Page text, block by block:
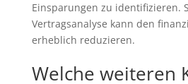
Einsparungen zu identifizieren.
Vertragsanalyse kann den
erheblich reduzieren.
Welche weiteren